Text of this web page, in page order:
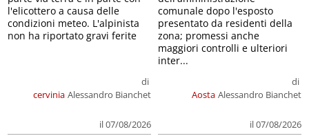
cervinia
di
Alessandro Bianchet
il 07/08/2026
l'elicottero a causa delle
condizioni meteo. L'alpinista
non ha riportato gravi ferite
Aosta
di
Alessandro Bianchet
il 07/08/2026
comunale dopo l'esposto
presentato da residenti della
zona; promessi anche
maggiori controlli e ulteriori
inter...